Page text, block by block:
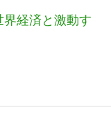
界経済と激動す